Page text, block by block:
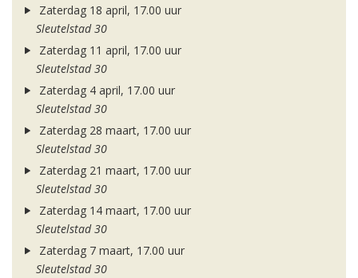
Zaterdag 18 april, 17.00 uur
Sleutelstad 30
Zaterdag 11 april, 17.00 uur
Sleutelstad 30
Zaterdag 4 april, 17.00 uur
Sleutelstad 30
Zaterdag 28 maart, 17.00 uur
Sleutelstad 30
Zaterdag 21 maart, 17.00 uur
Sleutelstad 30
Zaterdag 14 maart, 17.00 uur
Sleutelstad 30
Zaterdag 7 maart, 17.00 uur
Sleutelstad 30